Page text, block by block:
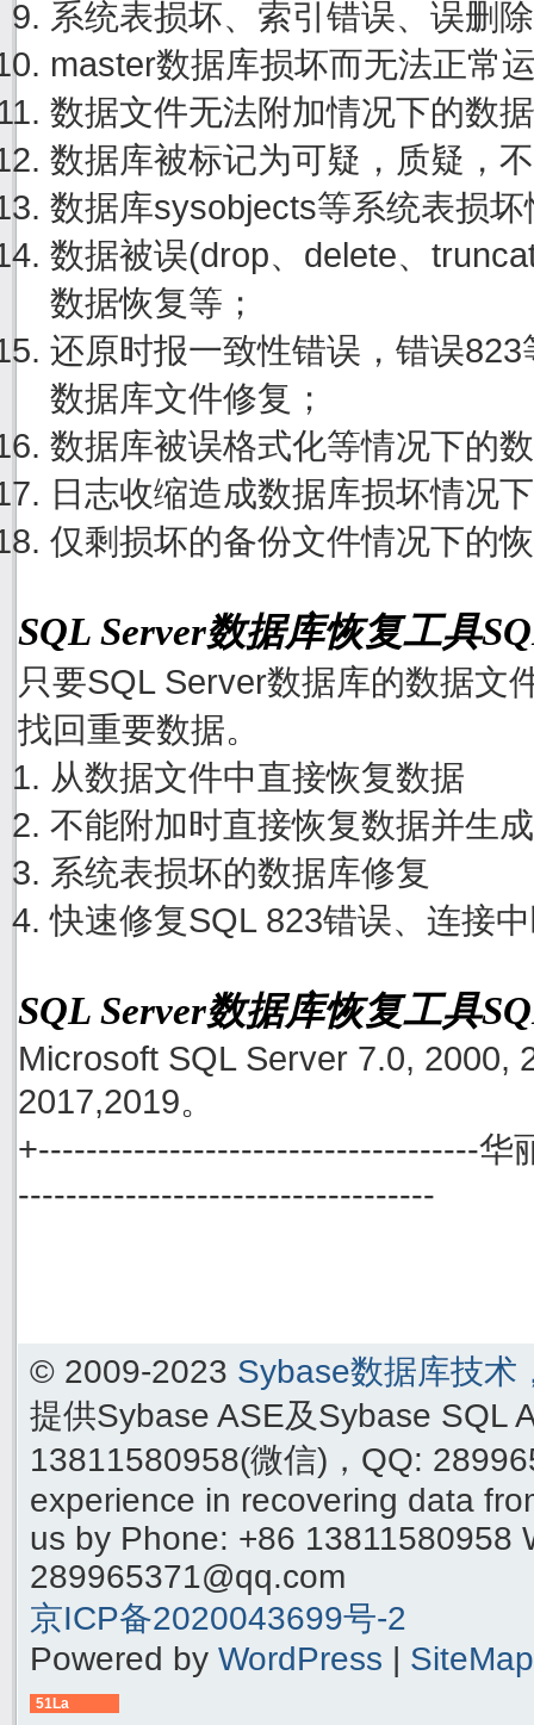
系统表损坏、索引错误、误删
master数据库损坏而无法正常
数据文件无法附加情况下的数
数据库被标记为可疑，质疑，
数据库sysobjects等系统表损
数据被误(drop、delete、
数据恢复等；
还原时报一致性错误，错误
数据库文件修复；
数据库被误格式化等情况下的
日志收缩造成数据库损坏情况
仅剩损坏的备份文件情况下的
SQL Server数据库恢复工具
只要SQL Server数据库的数据文
找回重要数据。
从数据文件中直接恢复数据
不能附加时直接恢复数据并生
系统表损坏的数据库修复
快速修复SQL 823错误、连接
SQL Server数据库恢复工具
Microsoft SQL Server 7.0, 2000,
2017,2019。
+-------------------------------------华
-----------------------------------
© 2009-2023 Sybase数据库技术
提供Sybase ASE及Sybase SQL
13811580958(微信)，QQ:
experience in recovering data
us by Phone: +86 13811580958
289965371@qq.com
京ICP备2020043699号-2
Powered by WordPress | SiteMap
51La